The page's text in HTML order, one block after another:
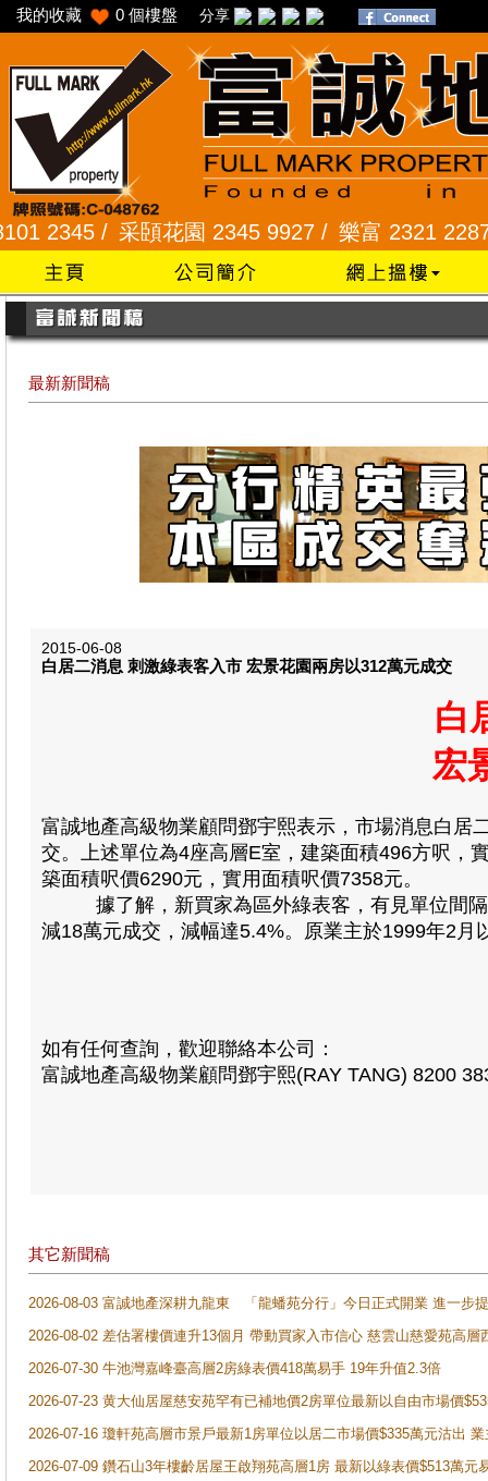
我的收藏 0 個樓盤 分享
/ 采頣花園 2345 9927 / 樂富 2321 2287 / 峻
最新新聞稿
2015-06-08
白居二消息 刺激綠表客入市 宏景花園兩房以312萬元成交
白
宏
富誠地產高級物業顧問鄧宇熙表示，市場消息白居
交。上述單位為4座高層E室，建築面積496方呎，
築面積呎價6290元，實用面積呎價7358元。
據了解，新買家為區外綠表客，有見單位間隔
減18萬元成交，減幅達5.4%。 原業主於1999年2月
如有任何查詢，歡迎聯絡本公司：
富誠地產高級物業顧問鄧宇熙(RAY TANG) 8200
其它新聞稿
2026-08-03 富誠地產深耕九龍東 「龍蟠苑分行」今日正式開業 進一步
2026-08-02 差估署樓價連升13個月 帶動買家入市信心 慈雲山慈愛苑高層
2026-07-30 牛池灣嘉峰臺高層2房綠表價418萬易手 19年升值2.3倍
2026-07-23 黄大仙居屋慈安苑罕有已補地價2房單位最新以自由市場價
2026-07-16 瓊軒苑高層市景戶最新1房單位以居二市場價$335萬元沽出
2026-07-09 鑽石山3年樓齡居屋王啟翔苑高層1房 最新以綠表價$513萬元